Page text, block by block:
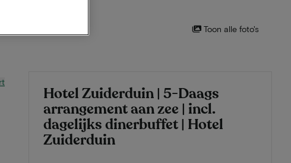
Toon alle foto's
Hotel Zuiderduin | 5-Daags
arrangement aan zee | incl.
dagelijks dinerbuffet | Hotel
Zuiderduin